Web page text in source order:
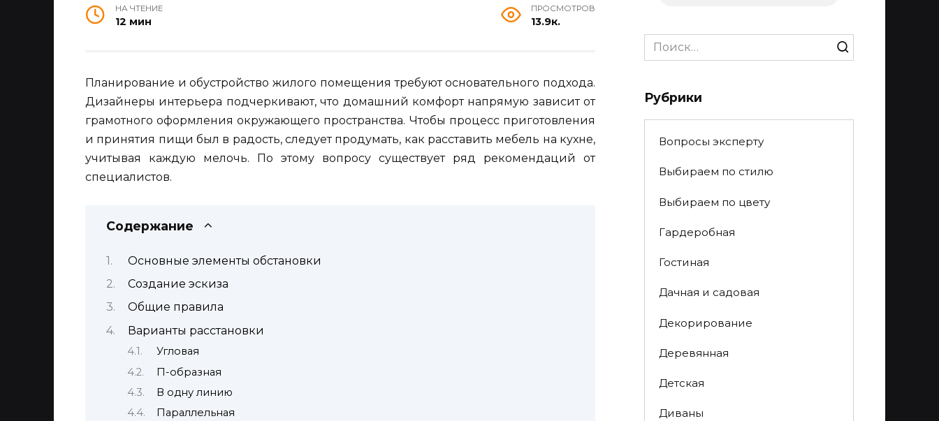
НА ЧТЕНИЕ
12 мин
ПРОСМОТРОВ
13.9к.
Планирование и обустройство жилого помещения требуют основательного подхода.
Дизайнеры интерьера подчеркивают, что домашний комфорт напрямую зависит от
грамотного оформления окружающего пространства. Чтобы процесс приготовления
и принятия пищи был в радость, следует продумать, как расставить мебель на кухне,
учитывая каждую мелочь. По этому вопросу существует ряд рекомендаций от
специалистов.
Содержание
Основные элементы обстановки
Создание эскиза
Общие правила
Варианты расстановки
Угловая
П-образная
В одну линию
Параллельная
Search
for:
Рубрики
Вопросы эксперту
Выбираем по стилю
Выбираем по цвету
Гардеробная
Гостиная
Дачная и садовая
Декорирование
Деревянная
Детская
Диваны